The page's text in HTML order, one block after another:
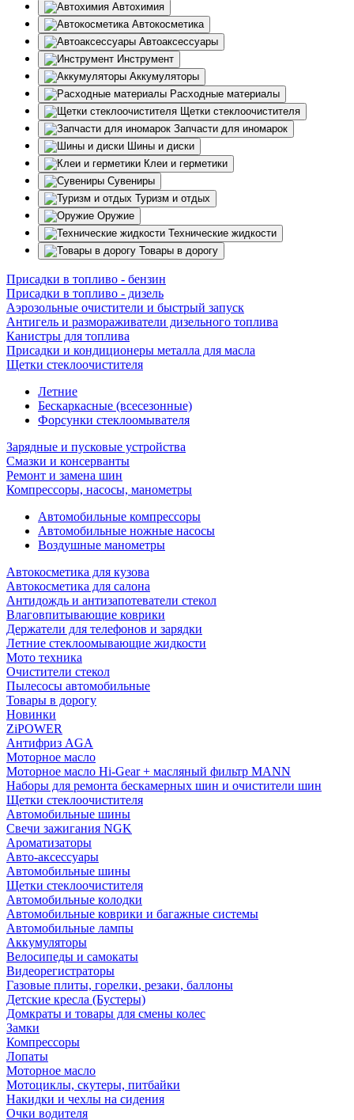
Автохимия
Автокосметика
Автоаксессуары
Инструмент
Аккумуляторы
Расходные материалы
Щетки стеклоочистителя
Запчасти для иномарок
Шины и диски
Клеи и герметики
Сувениры
Туризм и отдых
Оружие
Технические жидкости
Товары в дорогу
Присадки в топливо - бензин
Присадки в топливо - дизель
Аэрозольные очистители и быстрый запуск
Антигель и размораживатели дизельного топлива
Канистры для топлива
Присадки и кондиционеры металла для масла
Щетки стеклоочистителя
Летние
Бескаркасные (всесезонные)
Форсунки стеклоомывателя
Зарядные и пусковые устройства
Смазки и консерванты
Ремонт и замена шин
Компрессоры, насосы, манометры
Автомобильные компрессоры
Автомобильные ножные насосы
Воздушные манометры
Автокосметика для кузова
Автокосметика для салона
Антидождь и антизапотеватели стекол
Влаговпитывающие коврики
Держатели для телефонов и зарядки
Летние стеклоомывающие жидкости
Мото техника
Очистители стекол
Пылесосы автомобильные
Товары в дорогу
Новинки
ZiPOWER
Антифриз AGA
Моторное масло
Моторное масло Hi-Gear + масляный фильтр MANN
Наборы для ремонта бескамерных шин и очистители шин
Щетки стеклоочистителя
Автомобильные шины
Свечи зажигания NGK
Ароматизаторы
Авто-аксессуары
Автомобильные шины
Щетки стеклоочистителя
Автомобильные колодки
Автомобильные коврики и багажные системы
Автомобильные лампы
Аккумуляторы
Велосипеды и самокаты
Видеорегистраторы
Газовые плиты, горелки, резаки, баллоны
Детские кресла (Бустеры)
Домкраты и товары для смены колес
Замки
Компрессоры
Лопаты
Моторное масло
Мотоциклы, скутеры, питбайки
Накидки и чехлы на сидения
Очки водителя